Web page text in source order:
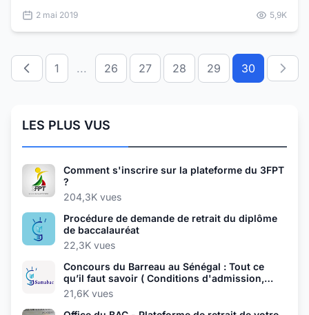
Ministre de l'enseignement supérieur, de la rec...
2 mai 2019 5,9K
1 ... 26 27 28 29 30
LES PLUS VUS
Comment s'inscrire sur la plateforme du 3FPT
?
204,3K vues
Procédure de demande de retrait du diplôme
de baccalauréat
22,3K vues
Concours du Barreau au Sénégal : Tout ce
qu’il faut savoir ( Conditions d'admission,
Épreuves, Dates et inscriptions...)
21,6K vues